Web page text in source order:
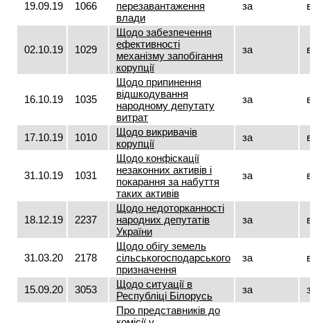
19.09.19 1066
перезавантаження
влади
за
02.10.19 1029
Щодо забезпечення
ефективності
механізму запобігання
корупції
за
16.10.19 1035
Щодо припинення
відшкодування
народному депутату
витрат
за
17.10.19 1010
Щодо викривачів
корупції
за
31.10.19 1031
Щодо конфіскації
незаконних активів і
покарання за набуття
таких активів
за
18.12.19 2237
Щодо недоторканності
народних депутатів
України
за
31.03.20 2178
Щодо обігу земель
сільськогосподарського
призначення
за
15.09.20 3053
Щодо ситуації в
Республіці Білорусь
за
Про представників до